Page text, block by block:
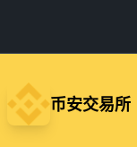
币安交易所